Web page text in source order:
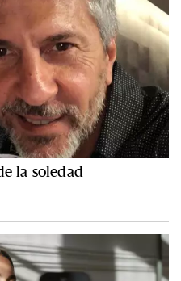
la soledad